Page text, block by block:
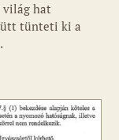
világ hat
tünteti ki a